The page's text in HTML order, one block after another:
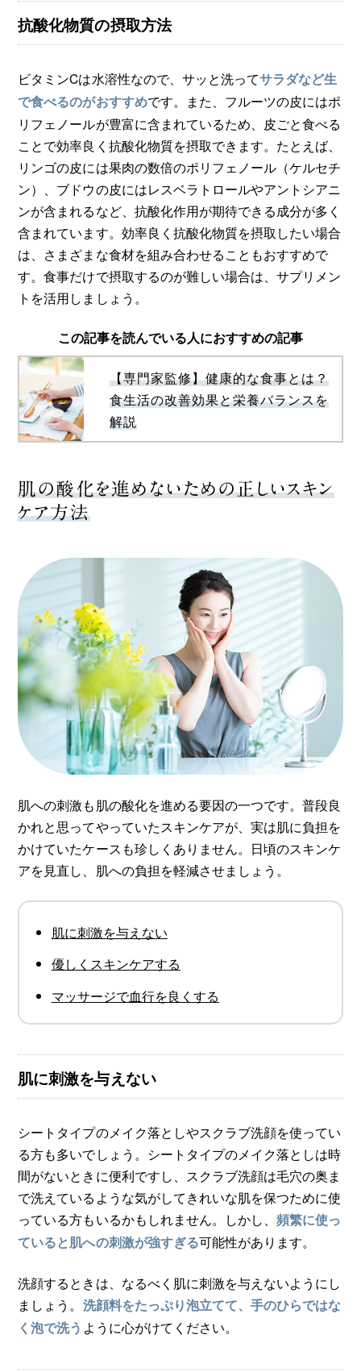
抗酸化物質の摂取方法
ビタミンCは水溶性なので、サッと洗ってサラダなど生
で食べるのがおすすめです。また、フルーツの皮にはポ
リフェノールが豊富に含まれているため、皮ごと食べる
ことで効率良く抗酸化物質を摂取できます。たとえば、
リンゴの皮には果肉の数倍のポリフェノール（ケルセチ
ン）、ブドウの皮にはレスベラトロールやアントシアニ
ンが含まれるなど、抗酸化作用が期待できる成分が多く
含まれています。効率良く抗酸化物質を摂取したい場合
は、さまざまな食材を組み合わせることもおすすめで
す。食事だけで摂取するのが難しい場合は、サプリメン
トを活用しましょう。
この記事を読んでいる人におすすめの記事
【専門家監修】健康的な食事とは？
食生活の改善効果と栄養バランスを
解説
肌の酸化を進めないための正しいスキン
ケア方法
肌への刺激も肌の酸化を進める要因の一つです。普段良
かれと思ってやっていたスキンケアが、実は肌に負担を
かけていたケースも珍しくありません。日頃のスキンケ
アを見直し、肌への負担を軽減させましょう。
肌に刺激を与えない
優しくスキンケアする
マッサージで血行を良くする
肌に刺激を与えない
シートタイプのメイク落としやスクラブ洗顔を使ってい
る方も多いでしょう。シートタイプのメイク落としは時
間がないときに便利ですし、スクラブ洗顔は毛穴の奥ま
で洗えているような気がしてきれいな肌を保つために使
っている方もいるかもしれません。しかし、 頻繁に使っ
ていると肌への刺激が強すぎる可能性があります。
洗顔するときは、なるべく肌に刺激を与えないようにし
ましょう。 洗顔料をたっぷり泡立てて、手のひらではな
く泡で洗う ように心がけてください。